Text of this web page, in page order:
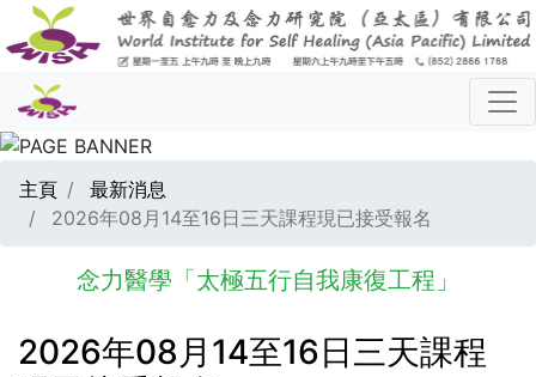
主頁
最新消息
2026年08月14至16日三天課程現已接受報名
念力醫學「太極五行自我康復工程」
2026年08月14至16日三天課程